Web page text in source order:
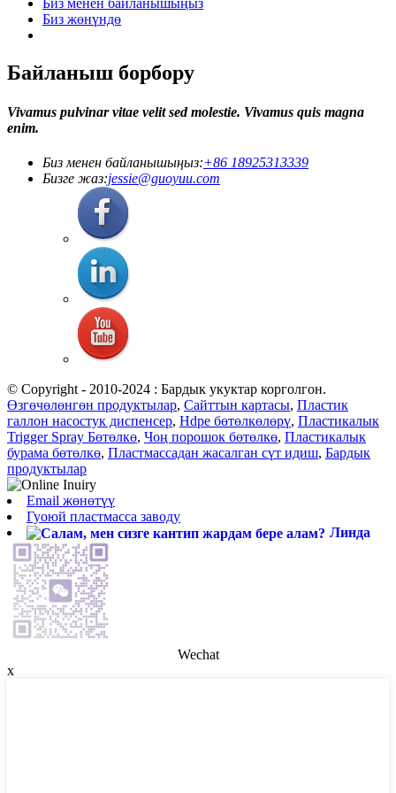
Биз менен байланышыңыз
Биз жөнүндө
Байланыш борбору
Vivamus pulvinar vitae velit sed molestie. Vivamus quis magna
enim.
Биз менен байланышыңыз:+86 18925313339
Бизге жаз:jessie@guoyuu.com
© Copyright - 2010-2024 : Бардык укуктар корголгон.
Өзгөчөлөнгөн продуктылар, Сайттын картасы, Пластик
галлон насостук диспенсер, Hdpe бөтөлкөлөрү, Пластикалык
Trigger Spray Бөтөлкө, Чоң порошок бөтөлкө, Пластикалык
бурама бөтөлкө, Пластмассадан жасалган сүт идиш, Бардык
продуктылар
Email жөнөтүү
Гуоюй пластмасса заводу
Линда
Wechat
x